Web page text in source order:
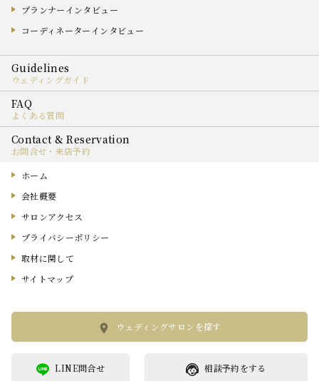
プランナーインタビュー
コーディネーターインタビュー
ウェディングガイド
よくある質問
お問合せ・来店予約
ホーム
会社概要
サロンアクセス
プライバシーポリシー
取材に関して
サイトマップ
ウェディングサロンを探す
相談予約をする
LINE問合せ